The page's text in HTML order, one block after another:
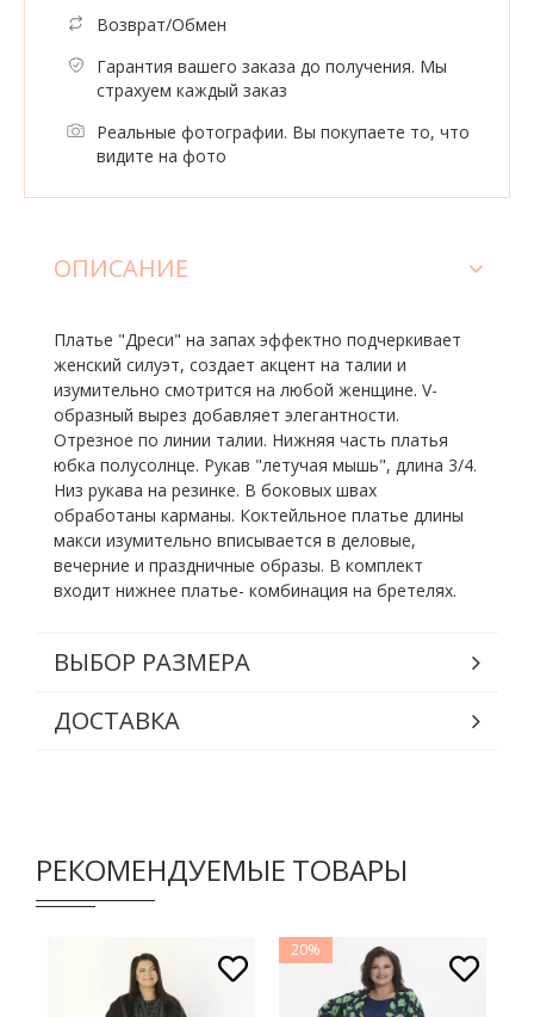
Возврат/Обмен
Гарантия вашего заказа до получения. Мы
страхуем каждый заказ
Реальные фотографии. Вы покупаете то, что
видите на фото
ОПИСАНИЕ
Платье "Дреси" на запах эффектно подчеркивает
женский силуэт, создает акцент на талии и
изумительно смотрится на любой женщине. V-
образный вырез добавляет элегантности.
Отрезное по линии талии. Нижняя часть платья
юбка полусолнце. Рукав "летучая мышь", длина 3/4.
Низ рукава на резинке. В боковых швах
обработаны карманы. Коктейльное платье длины
макси изумительно вписывается в деловые,
вечерние и праздничные образы. В комплект
входит нижнее платье- комбинация на бретелях.
ВЫБОР РАЗМЕРА
ДОСТАВКА
РЕКОМЕНДУЕМЫЕ ТОВАРЫ
20%